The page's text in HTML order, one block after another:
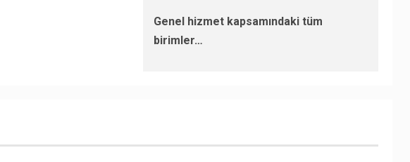
Genel hizmet kapsamındaki tüm
birimler…